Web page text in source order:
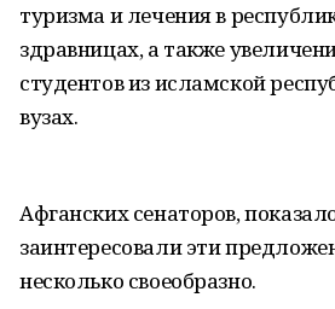
туризма и лечения в
здравницах, а также
студентов из исламской
вузах.
Афганских сенаторов,
заинтересовали эти
несколько своеобразно.